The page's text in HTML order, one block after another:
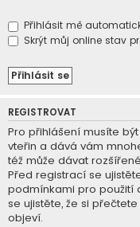
Přihlásit mě
Skrýt můj online stav
REGISTROVAT
Pro přihlášení musíte
vteřin a dává vám
též může dávat
Před registrací se
podmínkami pro použití
se ujistěte, že si
objeví.